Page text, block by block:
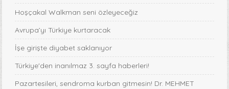
Hoşçakal Walkman seni özleyeceğiz
Avrupa’yı Türkiye kurtaracak
İşe girişte diyabet saklanıyor
Türkiye'den inanılmaz 3. sayfa haberleri!
Pazartesileri, sendroma kurban gitmesin! Dr. MEHMET